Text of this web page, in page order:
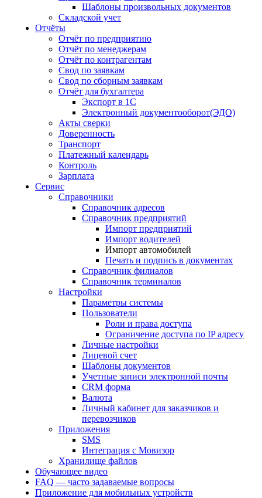
Шаблоны произвольных документов
Складской учет
Отчёты
Отчёт по предприятию
Отчёт по менеджерам
Отчёт по контрагентам
Свод по заявкам
Свод по сборным заявкам
Отчёт для бухгалтера
Экспорт в 1С
Электронный документооборот(ЭДО)
Акты сверки
Доверенность
Транспорт
Платежный календарь
Контроль
Зарплата
Сервис
Справочники
Справочник адресов
Справочник предприятий
Импорт предприятий
Импорт водителей
Импорт автомобилей
Печать и подпись в документах
Справочник филиалов
Справочник терминалов
Настройки
Параметры системы
Пользователи
Роли и права доступа
Ограничение доступа по IP адресу
Личные настройки
Лицевой счет
Шаблоны документов
Учетные записи электронной почты
CRM форма
Валюта
Личный кабинет для заказчиков и
перевозчиков
Приложения
SMS
Интеграция с Мовизор
Хранилище файлов
Обучающее видео
FAQ — часто задаваемые вопросы
Приложение для мобильных устройств